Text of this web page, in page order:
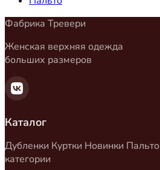
Фабрика Тревери
Женская верхняя одежда
больших размеров
Каталог
Дубленки Куртки Новинки Пальто
категории